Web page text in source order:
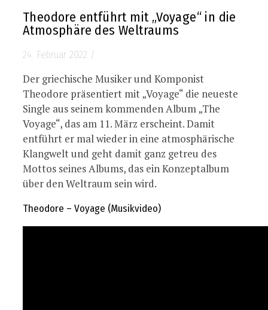
Theodore entführt mit „Voyage“ in die
Atmosphäre des Weltraums
24. Februar 2022 /
Der griechische Musiker und Komponist
Theodore präsentiert mit „Voyage“ die neueste
Single aus seinem kommenden Album „The
Voyage“, das am 11. März erscheint. Damit
entführt er mal wieder in eine atmosphärische
Klangwelt und geht damit ganz getreu des
Mottos seines Albums, das ein Konzeptalbum
über den Weltraum sein wird.
Theodore – Voyage (Musikvideo)